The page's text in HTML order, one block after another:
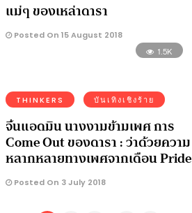
แม่ๆ ของเหล่าดารา
Posted On 15 August 2018
1.5K
THINKERS บันเทิงเชิงร้าย
จิ้นแอดมิน นางงามข้ามเพศ การ
Come Out ของดารา : ว่าด้วยความ
หลากหลายทางเพศจากเดือน Pride
Posted On 3 July 2018